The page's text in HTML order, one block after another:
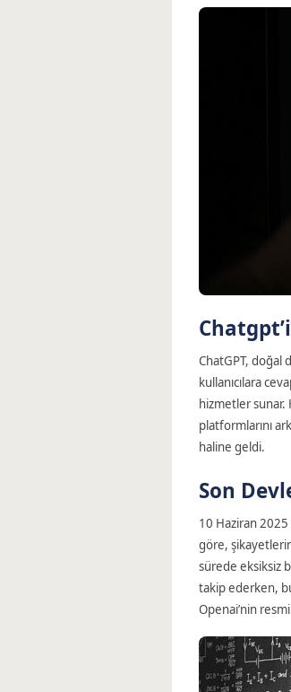
ChatGPT, doğal
kullanıcılara
hizmetler sunar.
platformlarını
haline geldi.
Son
10 Haziran 2025
göre, şikayetlerin
sürede eksiksiz
takip ederken,
Openai’nin